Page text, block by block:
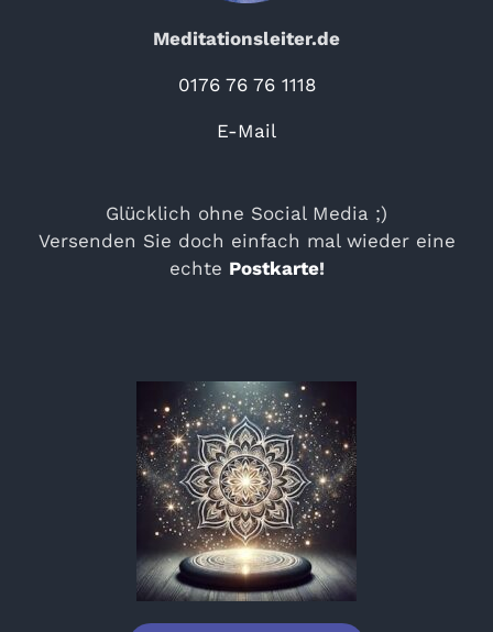
Meditationsleiter.de
0176 76 76 1118
E-Mail
Glücklich ohne Social Media ;)
Versenden Sie doch einfach mal wieder eine
echte Postkarte!